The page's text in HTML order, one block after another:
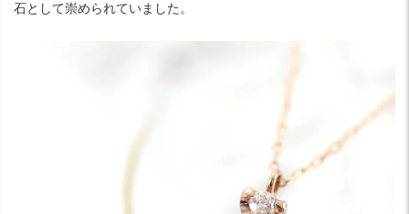
石として崇められていました。